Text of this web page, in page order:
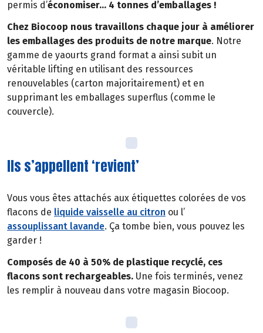
permis d’économiser… 4 tonnes d’emballages !
Chez Biocoop nous travaillons chaque jour à améliorer
les emballages des produits de notre marque. Notre
gamme de yaourts grand format a ainsi subit un
véritable lifting en utilisant des ressources
renouvelables (carton majoritairement) et en
supprimant les emballages superflus (comme le
couvercle).
Ils s’appellent ‘revient’
Vous vous êtes attachés aux étiquettes colorées de vos
flacons de liquide vaisselle au citron ou l’
assouplissant lavande. Ça tombe bien, vous pouvez les
garder !
Composés de 40 à 50% de plastique recyclé, ces
flacons sont rechargeables. Une fois terminés, venez
les remplir à nouveau dans votre magasin Biocoop.